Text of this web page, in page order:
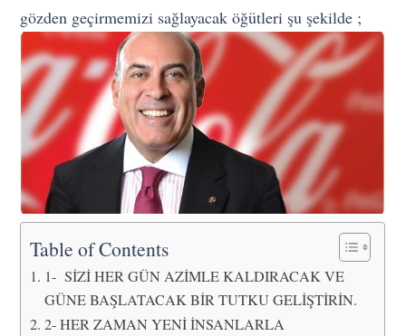
gözden geçirmemizi sağlayacak öğütleri şu şekilde ;
Table of Contents
1- SİZİ HER GÜN AZİMLE KALDIRACAK VE
GÜNE BAŞLATACAK BİR TUTKU GELİŞTİRİN.
2- HER ZAMAN YENİ İNSANLARLA